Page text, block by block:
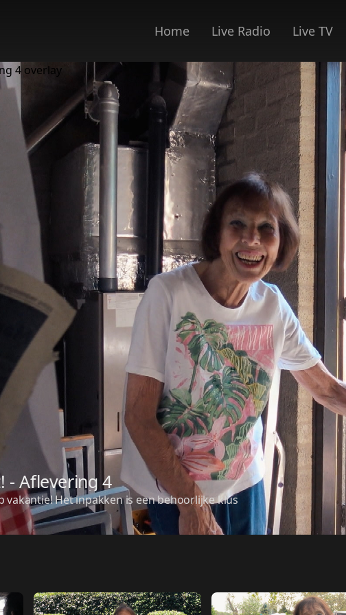
Home Live Radio Live TV
- Aflevering 4
vakantie! Het inpakken is een behoorlijke klus